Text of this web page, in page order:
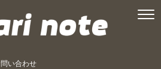
い合わせ